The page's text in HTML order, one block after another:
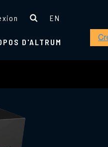
EN
D'ALTRUM